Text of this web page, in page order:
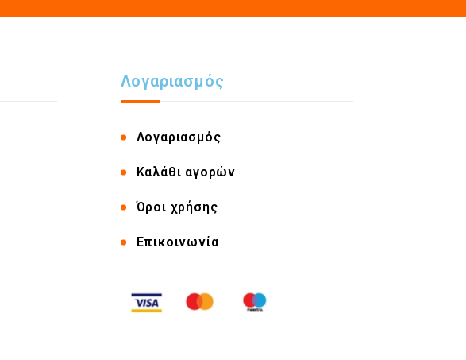
Λογαριασμός
Λογαριασμός
Καλάθι αγορών
Όροι χρήσης
Επικοινωνία